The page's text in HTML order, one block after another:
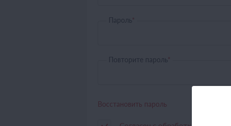
Пароль*
Повторите пароль*
Восстановить пароль